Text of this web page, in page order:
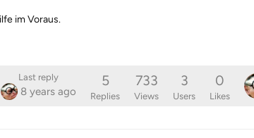
im Voraus.
Last reply
8 years ago
5
Replies
733
Views
3
Users
0
Likes